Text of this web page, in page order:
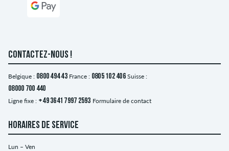
CONTACTEZ-NOUS !
Belgique : 0800 494 43 France : 0805 102 406 Suisse :
08000 700 440
Ligne fixe : +49 3641 7997 2593 Formulaire de contact
HORAIRES DE SERVICE
Lun – Ven